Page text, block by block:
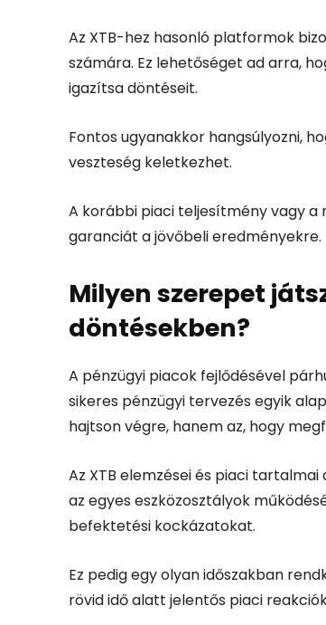
Az XTB-hez hasonló platformok
számára. Ez lehetőséget ad arra,
igazítsa döntéseit.
Fontos ugyanakkor hangsúlyozni,
veszteség keletkezhet.
A korábbi piaci teljesítmény vagy
garanciát a jövőbeli eredményekre.
Milyen szerepet
döntésekben?
A pénzügyi piacok fejlődésével
sikeres pénzügyi tervezés egyik
hajtson végre, hanem az, hogy
Az XTB elemzései és piaci
az egyes eszközosztályok
befektetési kockázatokat.
Ez pedig egy olyan időszakban
rövid idő alatt jelentős piaci